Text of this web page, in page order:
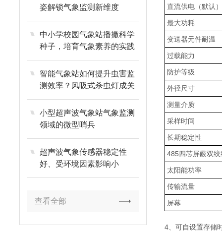
姿解锁气象监测新维度
中小学校园气象站播撒科学
种子，培育气象素养的实践
课堂
智能气象站如何提升虫害监
测效率？风吸式杀虫灯成关
键
小型超声波气象站气象监测
领域的微型哨兵
超声波气象传感器稳定性
好、受环境因素影响小
查看全部
直流供电（默认
最大功耗
变送器元件耐温
过载能力
防护等级
外径尺寸
测量介质
采样时间
长期稳定性
485四芯屏蔽双绞
太阳能功率
传输流量
屏幕
4、可自设置存储